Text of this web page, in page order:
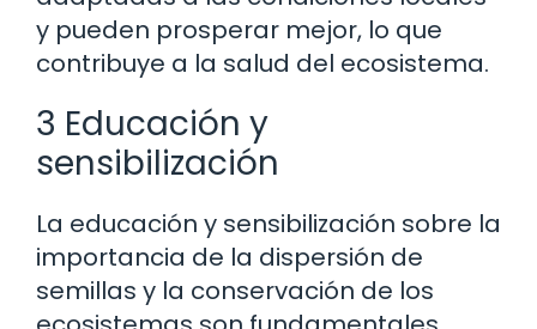
y pueden prosperar mejor, lo que
contribuye a la salud del ecosistema.
3 Educación y
sensibilización
La educación y sensibilización sobre la
importancia de la dispersión de
semillas y la conservación de los